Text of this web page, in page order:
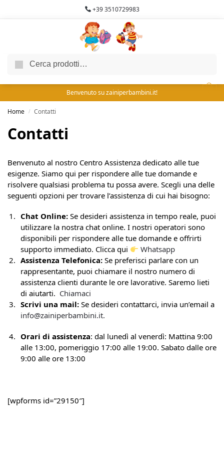
+39 3510729983
Benvenuto su zainiperbambini.it!
Home / Contatti
Contatti
Benvenuto al nostro Centro Assistenza dedicato alle tue
esigenze. Siamo qui per rispondere alle tue domande e
risolvere qualsiasi problema tu possa avere. Scegli una delle
seguenti opzioni per trovare l’assistenza di cui hai bisogno:
Chat Online: Se desideri assistenza in tempo reale, puoi
utilizzare la nostra chat online. I nostri operatori sono
disponibili per rispondere alle tue domande e offrirti
supporto immediato. Clicca qui
Whatsapp
Assistenza Telefonica: Se preferisci parlare con un
rappresentante, puoi chiamare il nostro numero di
assistenza clienti durante le ore lavorative. Saremo lieti
di aiutarti. Chiamaci
Scrivi una mail: Se desideri contattarci, invia un’email a
info@zainiperbambini.it.
Orari di assistenza: dal lunedì al venerdì: Mattina 9:00
alle 13:00, pomeriggio 17:00 alle 19:00. Sabato dalle ore
9:00 alle ore 13:00
[wpforms id=”29150″]